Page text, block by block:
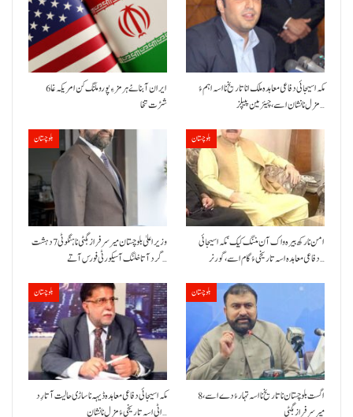
ایران آبنائے ہرمز ءِ پورو ملنگ کن امریکہ غا 6
شڑت تخا
مکہ اسیجائی دفاعی معاہدہ ملک انا تاریخ نا اسہ اہم ءُ
مزل نا نشان اسے، چیئرمین پیپلز…
بلوچستان
وزیراعلیٰ بلوچستان میر سرفراز بگٹی نا ہنگو ٹی 7 دہشت
گرد آتا خلنگ آ سیکورٹی فورس آتے…
بلوچستان
امن نا رکھ بیرہ واک آن مننگ کیک‘ مکہ اسیجائی
دفاعی معاہدہ اسہ تاریخی ءُ گام اسے،گورنر…
بلوچستان
مکہ اسیجائی دفاعی معاہدہ ڈیہہ نا ساڑی حالیت آتا رِد
اٹی اسہ تاریخی ءُ مزل نا نشان…
بلوچستان
8 اگست بلوچستان نا تاریخ نا اسہ تہار ءُ دے اسے،
میرسرفراز بگٹی